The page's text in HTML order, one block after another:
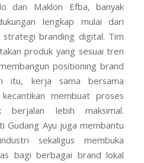
dan Maklon Efba, banyak
lengkap mulai dari
branding digital. Tim
produk yang sesuai tren
positioning brand
itu, kerja sama bersama
membuat proses
berjalan lebih maksimal.
Gudang Ayu juga membantu
sekaligus membuka
bagi berbagai brand lokal